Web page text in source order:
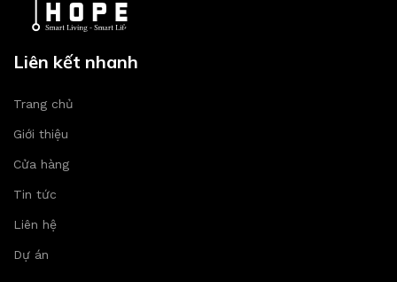
Liên kết nhanh
Trang chủ
Giới thiệu
Cửa hàng
Tin tức
Liên hệ
Dự án